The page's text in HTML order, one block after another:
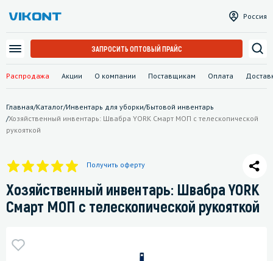
Распродажа Акции О компании Поставщикам Оплата
Россия
ЗАПРОСИТЬ ОПТОВЫЙ ПРАЙС
Главная/Каталог/Инвентарь для уборки/Бытовой инвентарь
/Хозяйственный инвентарь: Швабра YORK Смарт МОП с телескопической
рукояткой
Получить оферту
Хозяйственный инвентарь: Швабра YORK
Смарт МОП с телескопической рукояткой